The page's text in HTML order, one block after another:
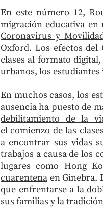
En este número 12,
migración educativa en
Coronavirus y
Oxford. Los efectos del
clases al formato
urbanos, los
En muchos casos, los
ausencia ha puesto de
debilitamiento de la
elcomienzo de las
aencontrar sus vidas
trabajos a causa de los
lugares como Hong
cuarentena en Ginebra.
que enfrentarse a la
sus familias y la